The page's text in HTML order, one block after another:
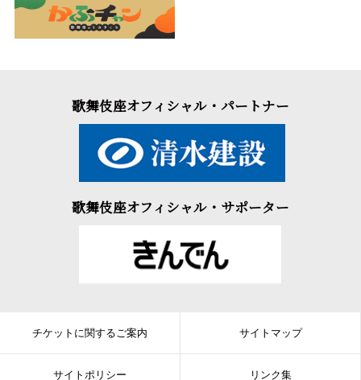
歌舞伎座オフィシャル・パートナー
歌舞伎座オフィシャル・サポーター
チケットに関するご案内 サイトマップ
サイトポリシー リンク集